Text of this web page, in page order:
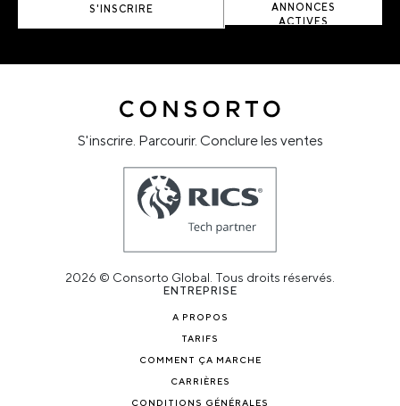
S'INSCRIRE
ANNONCES
ACTIVES
S'inscrire. Parcourir. Conclure les ventes
2026 © Consorto Global. Tous droits réservés.
ENTREPRISE
A PROPOS
TARIFS
COMMENT ÇA MARCHE
CARRIÈRES
CONDITIONS GÉNÉRALES